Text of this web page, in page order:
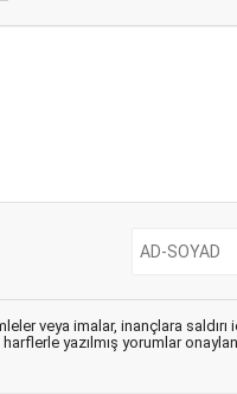
veya imalar, inançlara saldırı
yazılmış yorumlar